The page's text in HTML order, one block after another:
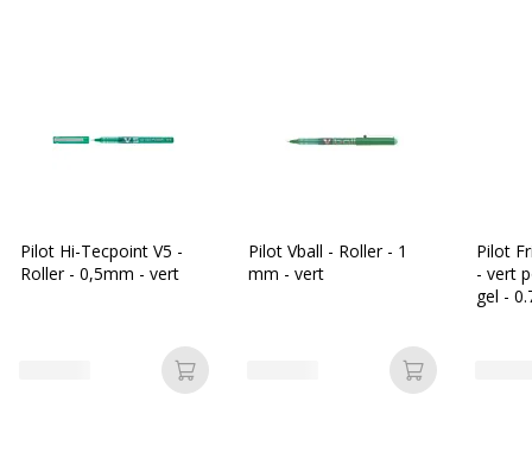
Données d'identification
Code barre maitre 3219918232688
Pilot Hi-Tecpoint V5 -
Roller - 0,5mm - vert
Ajouter au panier
Pilot Vball - Roller - 1
mm - vert
Ajouter au
Pilot
- vert
gel -